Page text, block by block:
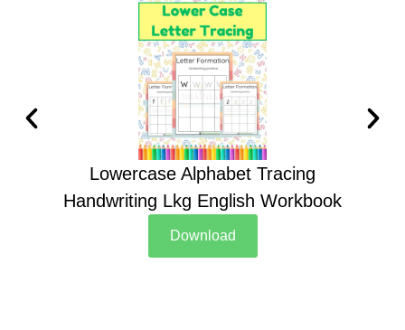
Lowercase Alphabet Tracing
Handwriting Lkg English Workbook
Download